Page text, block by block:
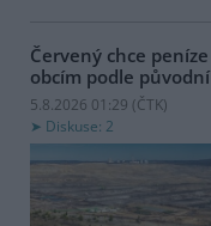
Červený chce
obcím podle
5.8.2026 01:29 (ČTK)
Diskuse: 2